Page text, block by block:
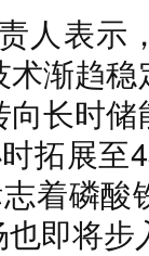
人表示
渐趋
长时
拓展至
着磷酸
即将步